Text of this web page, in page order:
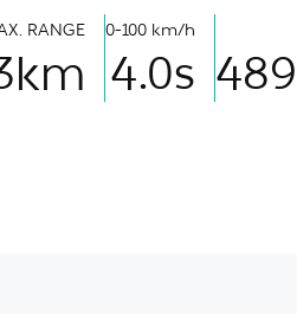
489
0-100 km/h
4.0s
RANGE
km